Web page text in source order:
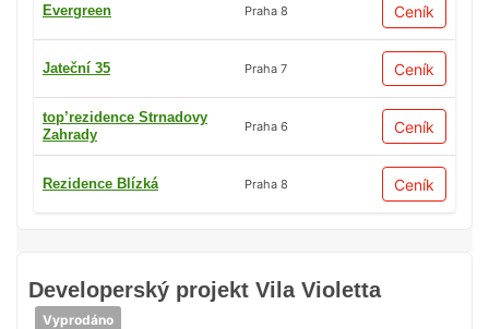
Developerský projekt Vila Violetta
Vyprodáno
Evergreen Praha 8 Ceník
Jateční 35 Praha 7 Ceník
top’rezidence Strnadovy
Zahrady
Praha 6 Ceník
Rezidence Blízká Praha 8 Ceník